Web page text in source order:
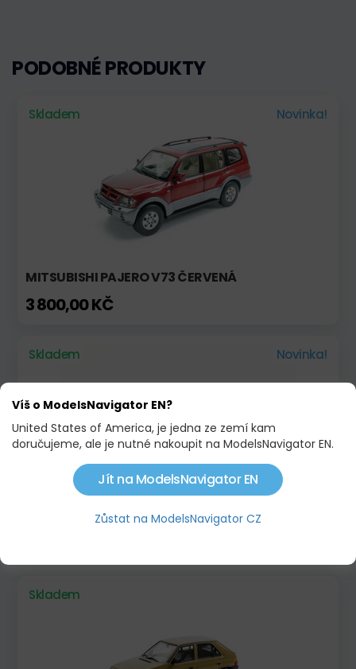
PODOBNÉ PRODUKTY
Skladem Novinka!
MITSUBISHI PAJERO V73 ČERVENÁ
3 800,00 KČ
Skladem Novinka!
ŠKODA 120L - MODRÁ ABREX
Skladem
Víš o ModelsNavigator EN?
United States of America, je jedna ze zemí kam
doručujeme, ale je nutné nakoupit na ModelsNavigator EN.
Jít na ModelsNavigator EN
Zůstat na ModelsNavigator CZ